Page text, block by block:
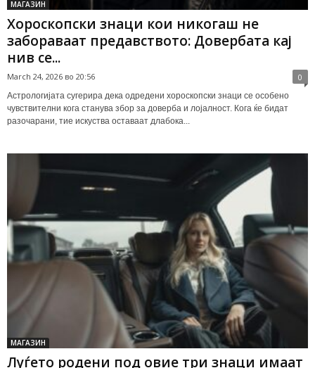
МАГАЗИН
Хороскопски знаци кои никогаш не
забораваат предавството: Довербата кај
нив се...
March 24, 2026 во 20:56 0
Астрологијата сугерира дека одредени хороскопски знаци се особено
чувствителни кога станува збор за доверба и лојалност. Кога ќе бидат
разочарани, тие искуства оставаат длабока...
МАГАЗИН
Луѓето родени под овие три знаци имаат